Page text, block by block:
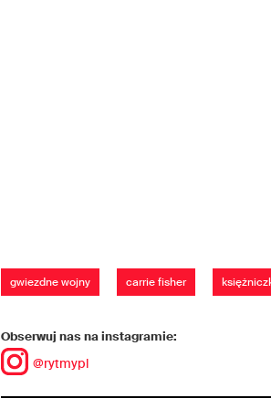
gwiezdne wojny carrie fisher
Obserwuj nas na instagramie:
@rytmypl